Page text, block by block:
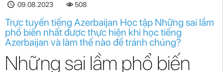
09.08.2023 508
Trực tuyến tiếng Azerbaijan Học tập Những sai lầm
phổ biến nhất được thực hiện khi học tiếng
Azerbaijan và làm thế nào để tránh chúng?
Những sai lầm phổ biến